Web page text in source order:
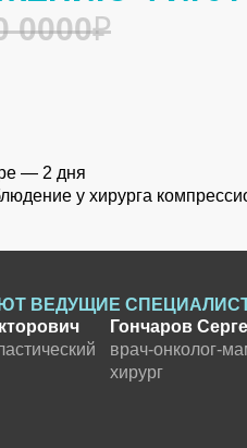
Идея зарождения
на «Светланской». В то
косметологом являлась
Касьяновны, была
С такой командой врачей
Интуиция никогда ее не
0000₽
— 2 дня
у хирурга
ВЕДУЩИЕ
Гончаров
хирург